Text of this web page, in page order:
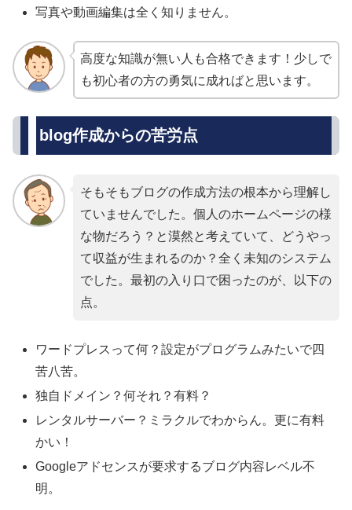
写真や動画編集は全く知りません。
高度な知識が無い人も合格できます！少しで
も初心者の方の勇気に成ればと思います。
blog作成からの苦労点
そもそもブログの作成方法の根本から理解し
ていませんでした。個人のホームページの様
な物だろう？と漠然と考えていて、どうやっ
て収益が生まれるのか？全く未知のシステム
でした。最初の入り口で困ったのが、以下の
点。
ワードプレスって何？設定がプログラムみたいで四
苦八苦。
独自ドメイン？何それ？有料？
レンタルサーバー？ミラクルでわからん。更に有料
かい！
Googleアドセンスが要求するブログ内容レベル不
明。